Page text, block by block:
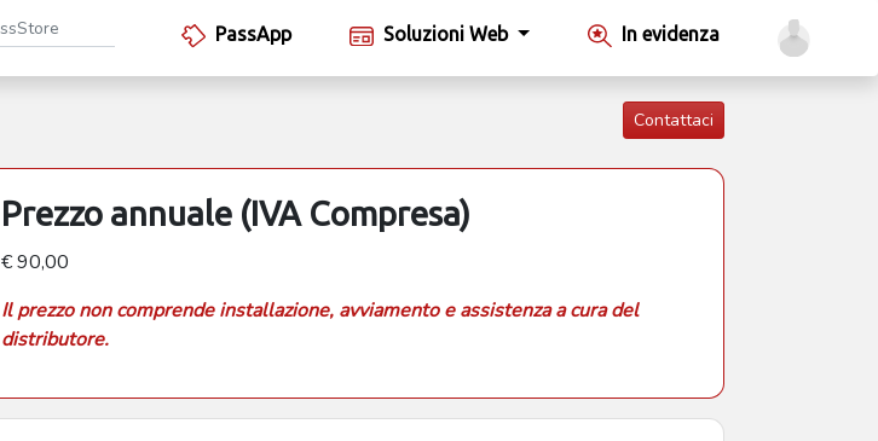
PassApp Soluzioni Web In evidenza
Contattaci
Prezzo annuale (IVA Compresa)
€ 90,00
Il prezzo non comprende installazione, avviamento e assistenza a cura del
distributore.